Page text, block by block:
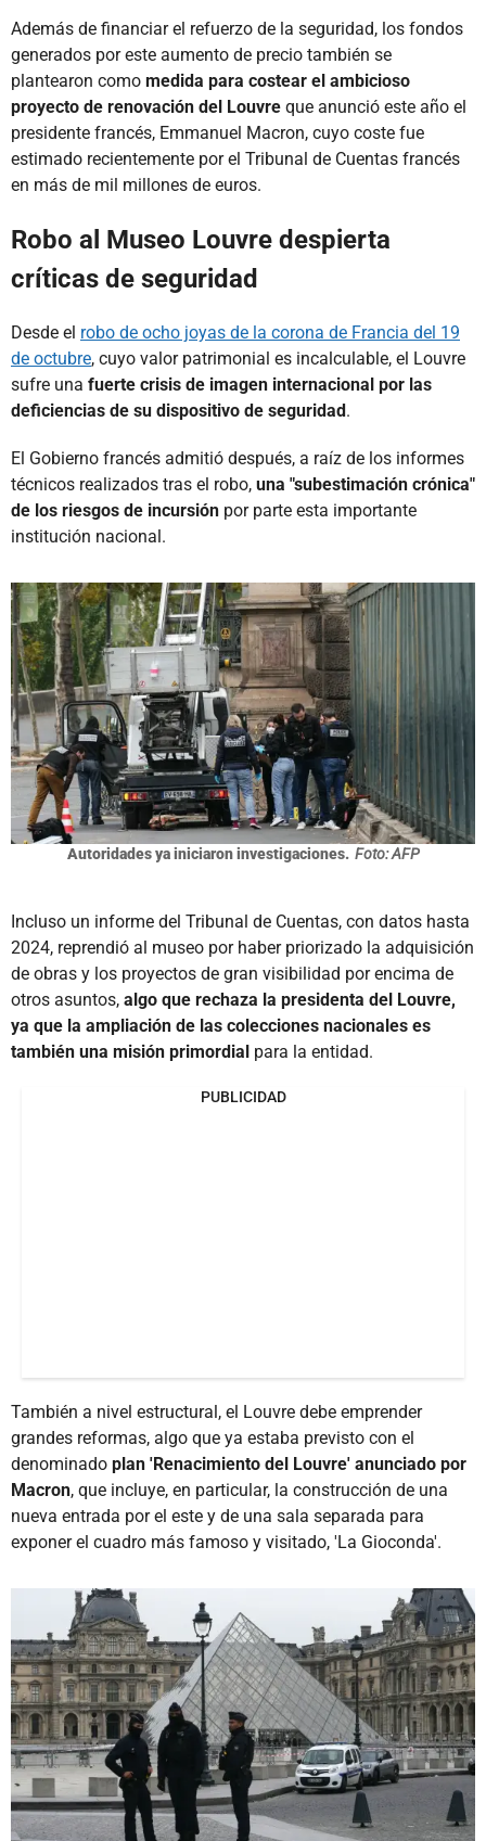
Además de financiar el refuerzo de la seguridad, los fondos
generados por este aumento de precio también se
plantearon como medida para costear el ambicioso
proyecto de renovación del Louvre que anunció este año el
presidente francés, Emmanuel Macron, cuyo coste fue
estimado recientemente por el Tribunal de Cuentas francés
en más de mil millones de euros.
Robo al Museo Louvre despierta
críticas de seguridad
Desde el robo de ocho joyas de la corona de Francia del 19
de octubre, cuyo valor patrimonial es incalculable, el Louvre
sufre una fuerte crisis de imagen internacional por las
deficiencias de su dispositivo de seguridad.
El Gobierno francés admitió después, a raíz de los informes
técnicos realizados tras el robo, una "subestimación crónica"
de los riesgos de incursión por parte esta importante
institución nacional.
Autoridades ya iniciaron investigaciones. Foto: AFP
Incluso un informe del Tribunal de Cuentas, con datos hasta
2024, reprendió al museo por haber priorizado la adquisición
de obras y los proyectos de gran visibilidad por encima de
otros asuntos, algo que rechaza la presidenta del Louvre,
ya que la ampliación de las colecciones nacionales es
también una misión primordial para la entidad.
PUBLICIDAD
También a nivel estructural, el Louvre debe emprender
grandes reformas, algo que ya estaba previsto con el
denominado plan 'Renacimiento del Louvre' anunciado por
Macron, que incluye, en particular, la construcción de una
nueva entrada por el este y de una sala separada para
exponer el cuadro más famoso y visitado, 'La Gioconda'.